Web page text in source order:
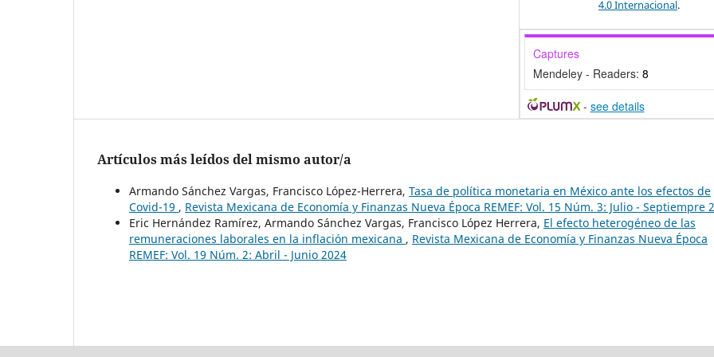
4.0 Internacional.
Captures
Mendeley - Readers: 8
- see details
Artículos más leídos del mismo autor/a
Armando Sánchez Vargas, Francisco López-Herrera, Tasa de política monetaria en México ante los efectos de
Covid-19 , Revista Mexicana de Economía y Finanzas Nueva Época REMEF: Vol. 15 Núm. 3: Julio - Septiempre
Eric Hernández Ramírez, Armando Sánchez Vargas, Francisco López Herrera, El efecto heterogéneo de las
remuneraciones laborales en la inflación mexicana , Revista Mexicana de Economía y Finanzas Nueva Época
REMEF: Vol. 19 Núm. 2: Abril - Junio 2024